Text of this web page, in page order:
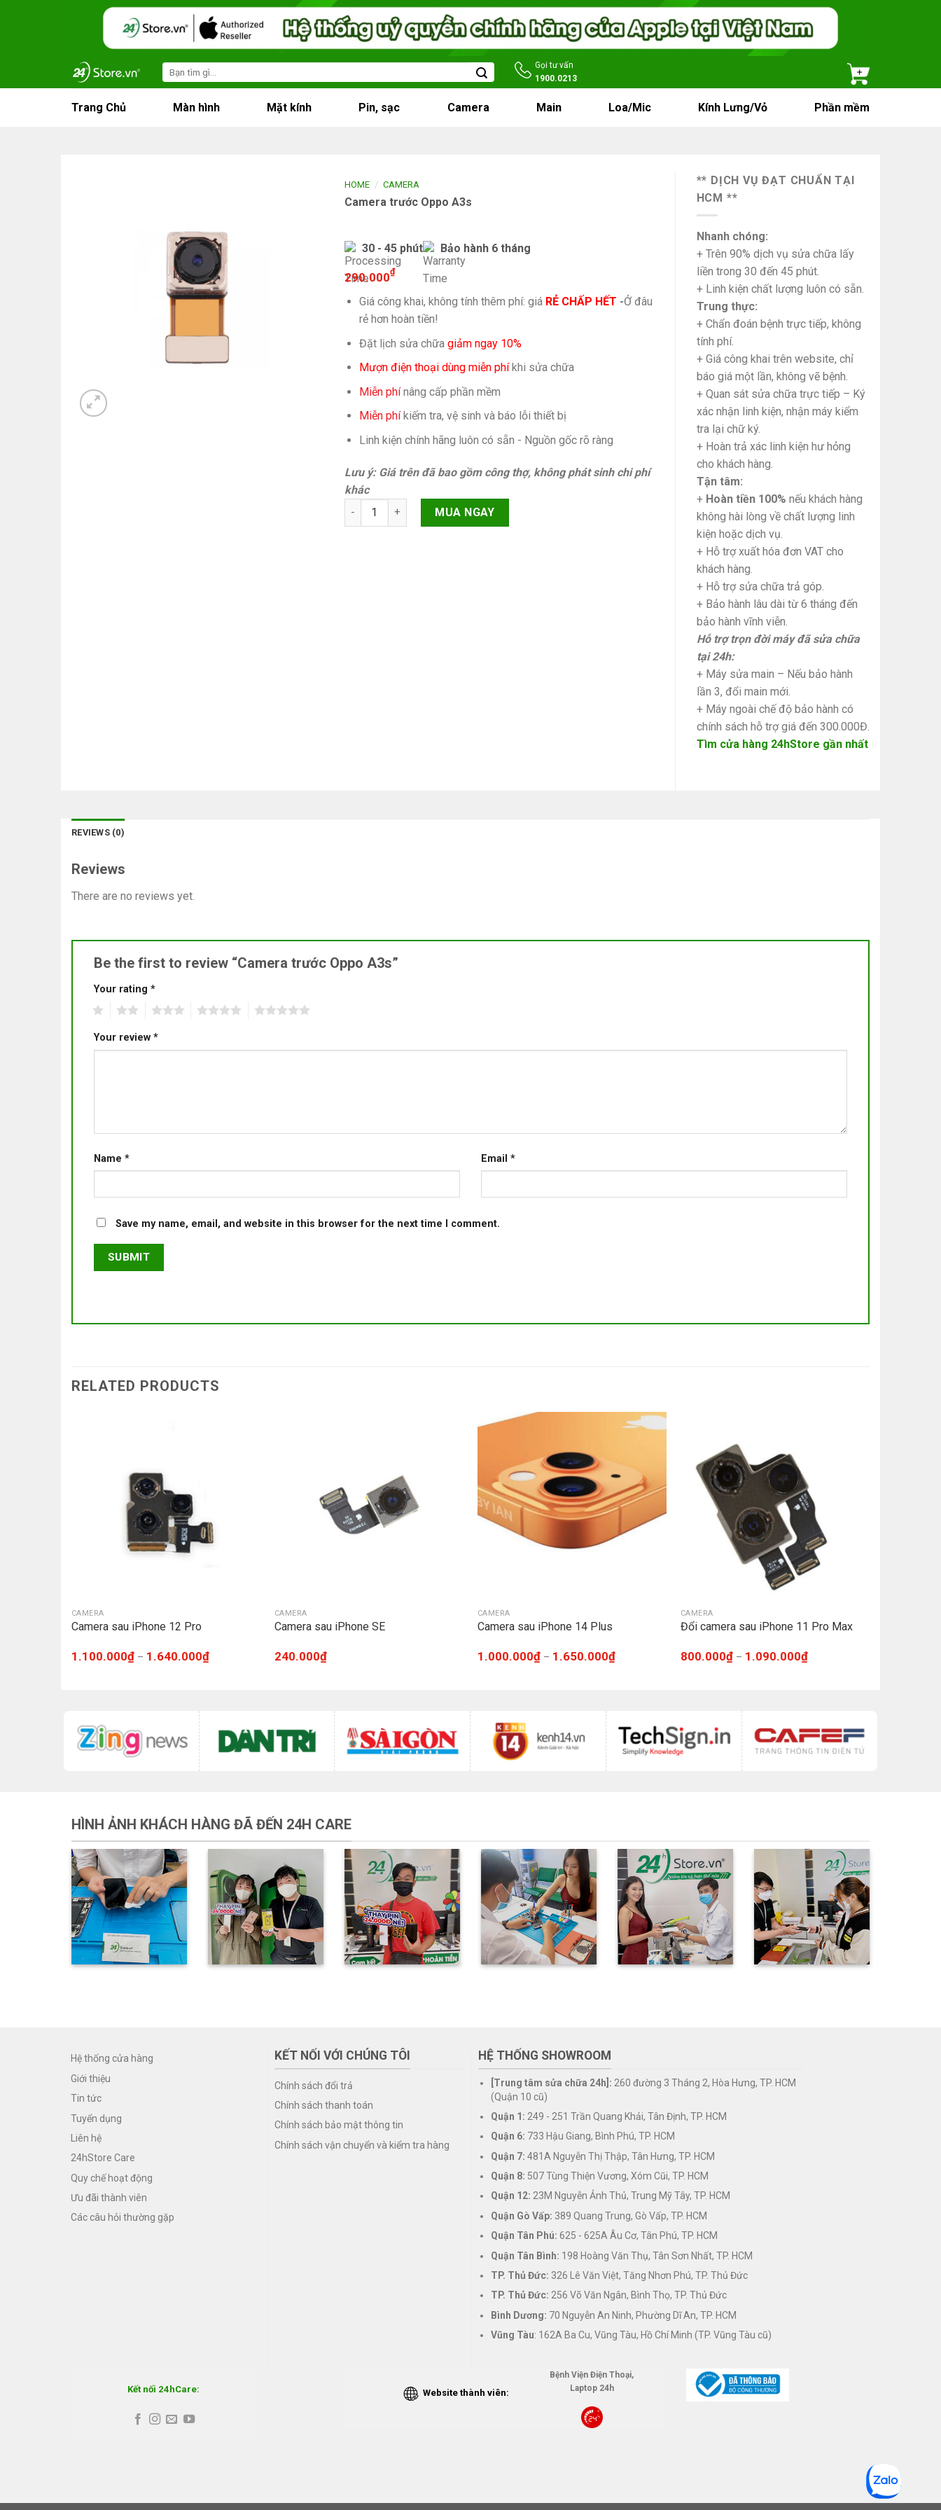
Search
for:
Gọi tư vấn
1900.0213
Trang Chủ Màn hình Mặt kính Pin, sạc Camera Main Loa/Mic Kính Lưng/Vỏ Phần mềm
HOME / CAMERA
Camera trước Oppo A3s
30 - 45 phút Bảo hành 6 tháng
290.000₫
Giá công khai, không tính thêm phí: giá RẺ CHẤP HẾT -Ở đâu
rẻ hơn hoàn tiền!
Đặt lịch sửa chữa giảm ngay 10%
Mượn điện thoại dùng miễn phíkhi sửa chữa
Miễn phínâng cấp phần mềm
Miễn phíkiếm tra, vệ sinh và báo lỗi thiết bị
Linh kiện chính hãng luôn có sẵn - Nguồn gốc rõ ràng
Lưu ý: Giá trên đã bao gồm công thợ, không phát sinh chi phí
khác
Camera trước Oppo A3s quantity
MUA NGAY
** DỊCH VỤ ĐẠT CHUẨN TẠI
HCM **
Nhanh chóng:
+ Trên 90% dịch vụ sửa chữa lấy
liền trong 30 đến 45 phút.
+ Linh kiện chất lượng luôn có sẵn.
Trung thực:
+ Chẩn đoán bệnh trực tiếp, không
tính phí.
+ Giá công khai trên website, chỉ
báo giá một lần, không vẽ bệnh.
+ Quan sát sửa chữa trực tiếp – Ký
xác nhận linh kiện, nhận máy kiểm
tra lại chữ ký.
+ Hoàn trả xác linh kiện hư hỏng
cho khách hàng.
Tận tâm:
+ Hoàn tiền 100% nếu khách hàng
không hài lòng về chất lượng linh
kiện hoặc dịch vụ.
+ Hỗ trợ xuất hóa đơn VAT cho
khách hàng.
+ Hỗ trợ sửa chữa trả góp.
+ Bảo hành lâu dài từ 6 tháng đến
bảo hành vĩnh viễn.
Hỗ trợ trọn đời máy đã sửa chữa
tại 24h:
+ Máy sửa main – Nếu bảo hành
lần 3, đổi main mới.
+ Máy ngoài chế độ bảo hành có
chính sách hỗ trợ giá đến 300.000Đ.
Tìm cửa hàng 24hStore gần nhất
REVIEWS (0)
Reviews
There are no reviews yet.
Be the first to review “Camera trước Oppo A3s”
Your rating *
Your review *
Name * Email *
Save my name, email, and website in this browser for the next time I comment.
RELATED PRODUCTS
CAMERA
Camera sau iPhone 12 Pro
1.100.000₫– 1.640.000₫
CAMERA
Camera sau iPhone SE
240.000₫
CAMERA
Camera sau iPhone 14 Plus
1.000.000₫– 1.650.000₫
CAMERA
Đổi camera sau iPhone 11 Pro Max
800.000₫– 1.090.000₫
HÌNH ẢNH KHÁCH HÀNG ĐÃ ĐẾN 24H CARE
Hệ thống cửa hàng
Giới thiệu
Tin tức
Tuyển dụng
Liên hệ
24hStore Care
Quy chế hoạt động
Ưu đãi thành viên
Các câu hỏi thường gặp
KẾT NỐI VỚI CHÚNG TÔI
Chính sách đổi trả
Chính sách thanh toán
Chính sách bảo mật thông tin
Chính sách vận chuyển và kiểm tra hàng
HỆ THỐNG SHOWROOM
[Trung tâm sửa chữa 24h]: 260 đường 3 Tháng 2, Hòa Hưng, TP. HCM
(Quận 10 cũ)
Quận 1: 249 - 251 Trần Quang Khải, Tân Định, TP. HCM
Quận 6: 733 Hậu Giang, Bình Phú, TP. HCM
Quận 7: 481A Nguyễn Thị Thập, Tân Hưng, TP. HCM
Quận 8: 507 Tùng Thiện Vương, Xóm Cũi, TP. HCM
Quận 12: 23M Nguyễn Ảnh Thủ, Trung Mỹ Tây, TP. HCM
Quận Gò Vấp: 389 Quang Trung, Gò Vấp, TP. HCM
Quận Tân Phú: 625 - 625A Âu Cơ, Tân Phú, TP. HCM
Quận Tân Bình: 198 Hoàng Văn Thụ, Tân Sơn Nhất, TP. HCM
TP. Thủ Đức: 326 Lê Văn Việt, Tăng Nhơn Phú, TP. Thủ Đức
TP. Thủ Đức: 256 Võ Văn Ngân, Bình Thọ, TP. Thủ Đức
Bình Dương: 70 Nguyễn An Ninh, Phường Dĩ An, TP. HCM
Vũng Tàu: 162A Ba Cu, Vũng Tàu, Hồ Chí Minh (TP. Vũng Tàu cũ)
Kết nối 24hCare: Website thành viên:
Bệnh Viện Điện Thoại,
Laptop 24h